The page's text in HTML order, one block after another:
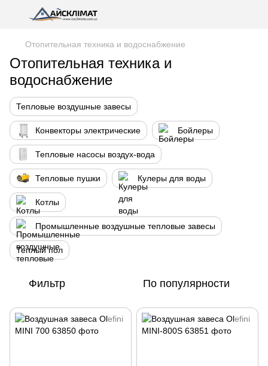
Отопительная техника и водоснабжение
Отопительная техника и
водоснабжение
Тепловые воздушные завесы
Конвекторы электрические Бойлеры
Тепловые насосы воздух-вода
Тепловые пушки Кулеры для воды
Котлы
Промышленные воздушные тепловые завесы
Теплый пол
Фильтр По популярности